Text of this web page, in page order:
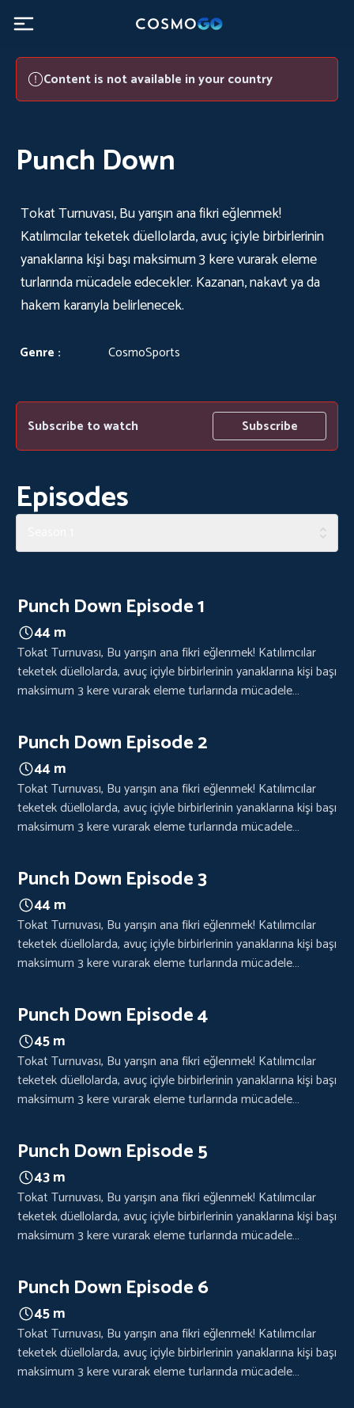
Content is not available in your country
Subscribe to watch Subscribe
Episodes
Punch Down Episode 1
44 m
Tokat Turnuvası, Bu yarışın ana fikri eğlenmek! Katılımcılar
teketek düellolarda, avuç içiyle birbirlerinin yanaklarına kişi başı
maksimum 3 kere vurarak eleme turlarında mücadele
Punch Down Episode 2
44 m
Tokat Turnuvası, Bu yarışın ana fikri eğlenmek! Katılımcılar
teketek düellolarda, avuç içiyle birbirlerinin yanaklarına kişi başı
maksimum 3 kere vurarak eleme turlarında mücadele
Punch Down Episode 3
44 m
Tokat Turnuvası, Bu yarışın ana fikri eğlenmek! Katılımcılar
teketek düellolarda, avuç içiyle birbirlerinin yanaklarına kişi başı
maksimum 3 kere vurarak eleme turlarında mücadele
Punch Down Episode 4
45 m
Tokat Turnuvası, Bu yarışın ana fikri eğlenmek! Katılımcılar
teketek düellolarda, avuç içiyle birbirlerinin yanaklarına kişi başı
maksimum 3 kere vurarak eleme turlarında mücadele
Punch Down Episode 5
43 m
Tokat Turnuvası, Bu yarışın ana fikri eğlenmek! Katılımcılar
teketek düellolarda, avuç içiyle birbirlerinin yanaklarına kişi başı
maksimum 3 kere vurarak eleme turlarında mücadele
Punch Down Episode 6
45 m
Tokat Turnuvası, Bu yarışın ana fikri eğlenmek! Katılımcılar
teketek düellolarda, avuç içiyle birbirlerinin yanaklarına kişi başı
maksimum 3 kere vurarak eleme turlarında mücadele
Punch Down
Tokat Turnuvası, Bu yarışın ana fikri eğlenmek!
Katılımcılar teketek düellolarda, avuç içiyle birbirlerinin
yanaklarına kişi başı maksimum 3 kere vurarak eleme
turlarında mücadele edecekler. Kazanan, nakavt ya da
hakem kararıyla belirlenecek.
Genre : CosmoSports